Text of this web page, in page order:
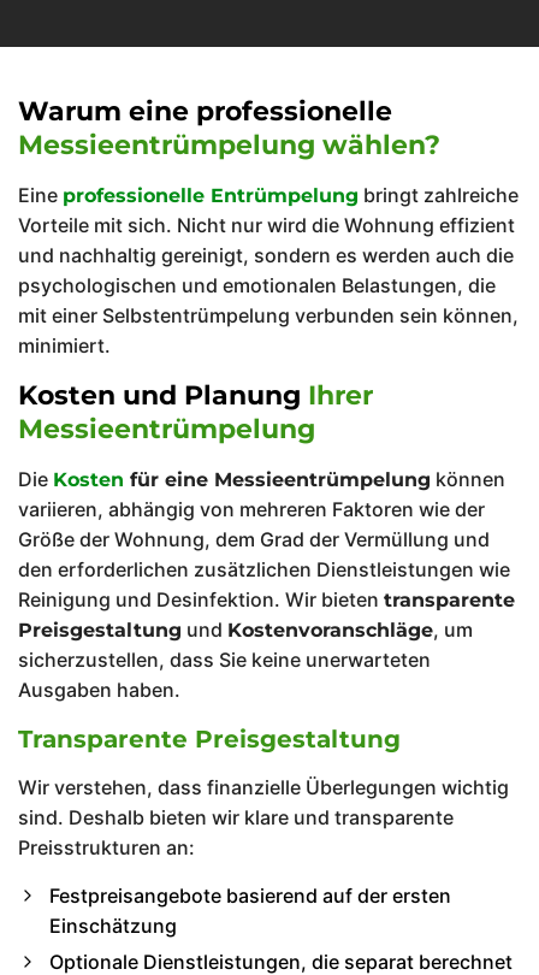
Warum eine professionelle
Messieentrümpelung wählen?
Eine professionelle Entrümpelung bringt zahlreiche
Vorteile mit sich. Nicht nur wird die Wohnung effizient
und nachhaltig gereinigt, sondern es werden auch die
psychologischen und emotionalen Belastungen, die
mit einer Selbstentrümpelung verbunden sein können,
minimiert.
Kosten und Planung Ihrer
Messieentrümpelung
Die Kosten für eine Messieentrümpelung können
variieren, abhängig von mehreren Faktoren wie der
Größe der Wohnung, dem Grad der Vermüllung und
den erforderlichen zusätzlichen Dienstleistungen wie
Reinigung und Desinfektion. Wir bieten transparente
Preisgestaltung und Kostenvoranschläge, um
sicherzustellen, dass Sie keine unerwarteten
Ausgaben haben.
Transparente Preisgestaltung
Wir verstehen, dass finanzielle Überlegungen wichtig
sind. Deshalb bieten wir klare und transparente
Preisstrukturen an:
Festpreisangebote basierend auf der ersten
Einschätzung
Optionale Dienstleistungen, die separat berechnet